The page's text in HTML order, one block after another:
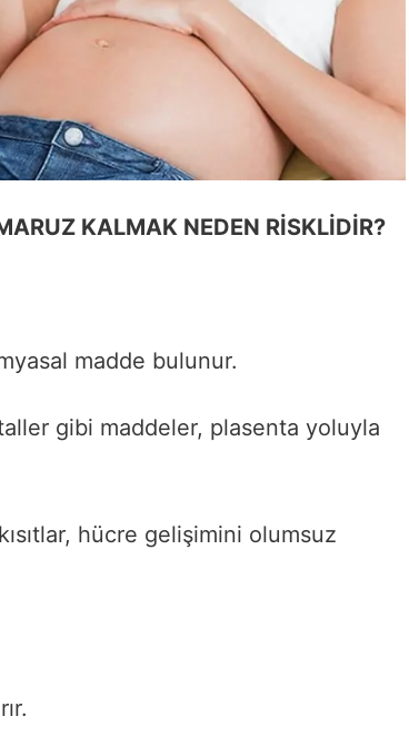
KALMAK NEDEN RİSKLİDİR?
madde bulunur.
gibi maddeler, plasenta yoluyla
hücre gelişimini olumsuz